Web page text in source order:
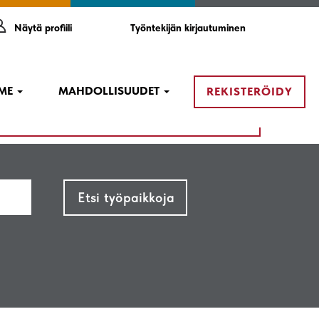
Näytä profiili Työntekijän kirjautuminen
MAHDOLLISUUDET REKISTERÖIDY